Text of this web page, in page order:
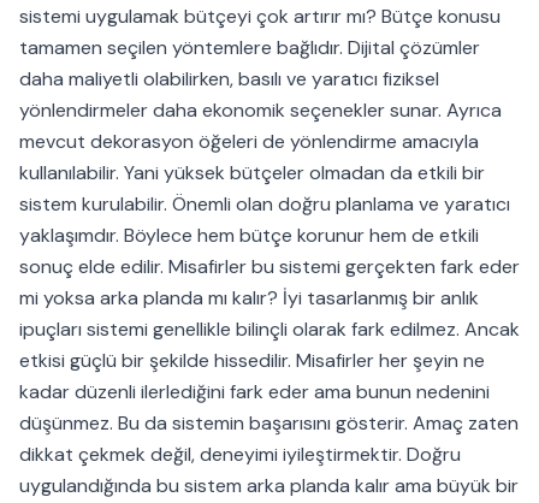
sistemi uygulamak bütçeyi çok artırır mı? Bütçe konusu
tamamen seçilen yöntemlere bağlıdır. Dijital çözümler
daha maliyetli olabilirken, basılı ve yaratıcı fiziksel
yönlendirmeler daha ekonomik seçenekler sunar. Ayrıca
mevcut dekorasyon öğeleri de yönlendirme amacıyla
kullanılabilir. Yani yüksek bütçeler olmadan da etkili bir
sistem kurulabilir. Önemli olan doğru planlama ve yaratıcı
yaklaşımdır. Böylece hem bütçe korunur hem de etkili
sonuç elde edilir. Misafirler bu sistemi gerçekten fark eder
mi yoksa arka planda mı kalır? İyi tasarlanmış bir anlık
ipuçları sistemi genellikle bilinçli olarak fark edilmez. Ancak
etkisi güçlü bir şekilde hissedilir. Misafirler her şeyin ne
kadar düzenli ilerlediğini fark eder ama bunun nedenini
düşünmez. Bu da sistemin başarısını gösterir. Amaç zaten
dikkat çekmek değil, deneyimi iyileştirmektir. Doğru
uygulandığında bu sistem arka planda kalır ama büyük bir